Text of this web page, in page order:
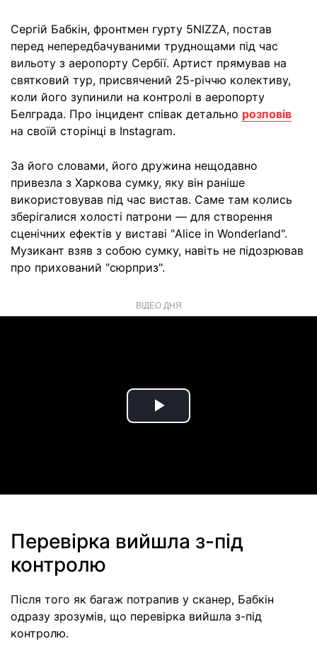
Сергій Бабкін, фронтмен гурту 5NIZZA, постав
перед непередбачуваними труднощами під час
вильоту з аеропорту Сербії. Артист прямував на
святковий тур, присвячений 25-річчю колективу,
коли його зупинили на контролі в аеропорту
Белграда. Про інцидент співак детально розповів
на своїй сторінці в Instagram.
За його словами, його дружина нещодавно
привезла з Харкова сумку, яку він раніше
використовував під час вистав. Саме там колись
зберігалися холості патрони — для створення
сценічних ефектів у виставі "Alice in Wonderland".
Музикант взяв з собою сумку, навіть не підозрював
про прихований "сюрприз".
ВІДЕО ДНЯ
Play
Перевірка вийшла з-під
контролю
Після того як багаж потрапив у сканер, Бабкін
одразу зрозумів, що перевірка вийшла з-під
контролю.